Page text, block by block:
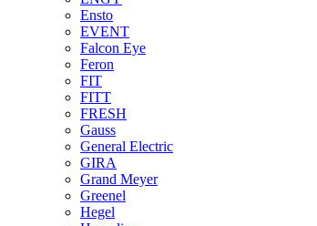
Ensto
EVENT
Falcon Eye
Feron
FIT
FITT
FRESH
Gauss
General Electric
GIRA
Grand Meyer
Greenel
Hegel